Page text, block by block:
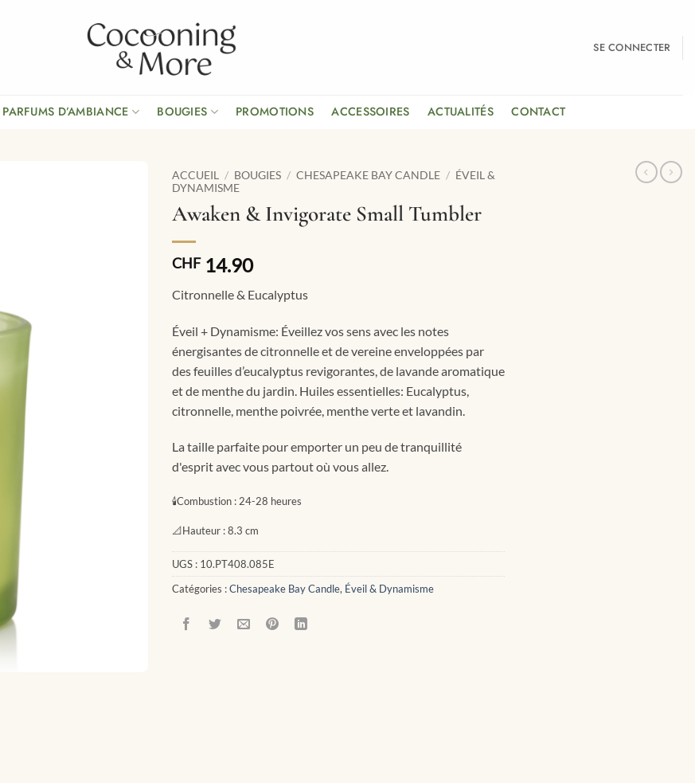
SE CONNECTER
PARFUMS D’AMBIANCE BOUGIES PROMOTIONS ACCESSOIRES ACTUALITÉS CONTACT
ACCUEIL / BOUGIES / CHESAPEAKE BAY CANDLE / ÉVEIL &
DYNAMISME
Awaken & Invigorate Small Tumbler
CHF14.90
Citronnelle & Eucalyptus
Éveil + Dynamisme: Éveillez vos sens avec les notes
énergisantes de citronnelle et de vereine enveloppées par
des feuilles d’eucalyptus revigorantes, de lavande aromatique
et de menthe du jardin. Huiles essentielles: Eucalyptus,
citronnelle, menthe poivrée, menthe verte et lavandin.
La taille parfaite pour emporter un peu de tranquillité
d'esprit avec vous partout où vous allez.
🕯Combustion : 24-28 heures
📐Hauteur :8.3 cm
UGS : 10.PT408.085E
Catégories :Chesapeake Bay Candle, Éveil & Dynamisme